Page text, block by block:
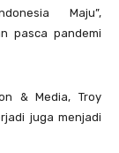
Maju”,
pasca pandemi
& Media, Troy
juga menjadi